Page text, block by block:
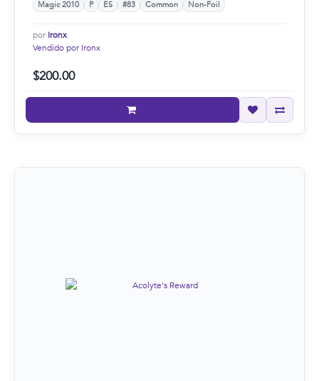
Magic 2010 P ES #83 Common Non-Foil
por Ironx
Vendido por Ironx
$200.00